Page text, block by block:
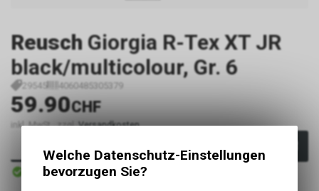
Reusch Giorgia R-Tex XT JR
black/multicolour, Gr. 6
29545 4060485305379
59.90CHF
inkl. MwSt., zzgl.Versandkosten
Sofort verfügbar
Versand
Welche Datenschutz-Einstellungen
bevorzugen Sie?